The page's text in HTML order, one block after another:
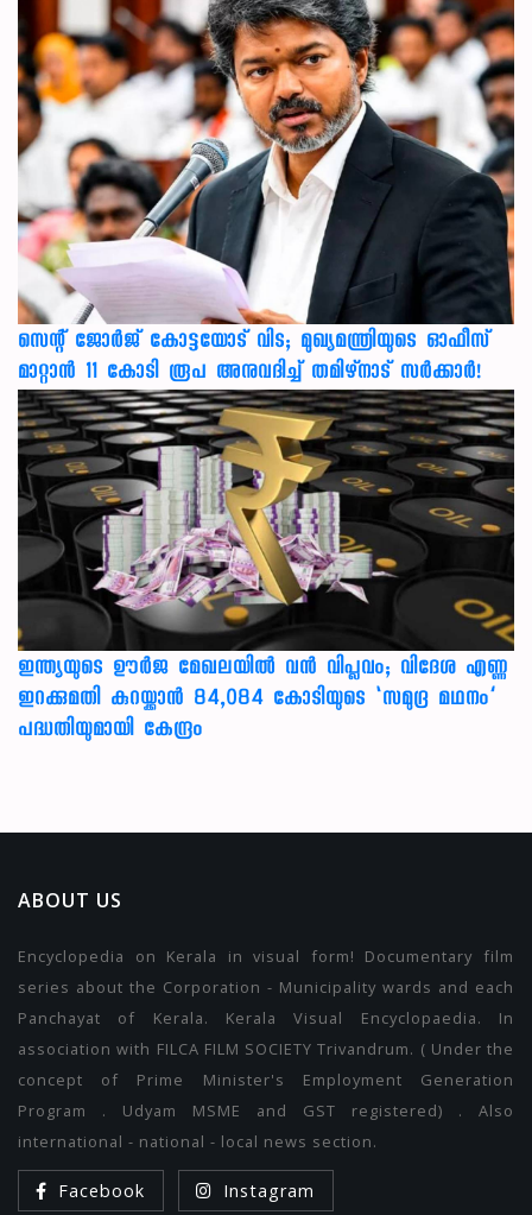
സെന്റ് ജോർജ് കോട്ടയോട് വിട; മുഖ്യമന്ത്രിയുടെ ഓഫീസ്
മാറ്റാൻ 11 കോടി രൂപ അനുവദിച്ച് തമിഴ്നാട് സർക്കാർ!
ഇന്ത്യയുടെ ഊർജ മേഖലയിൽ വൻ വിപ്ലവം; വിദേശ എണ്ണ
ഇറക്കുമതി കുറയ്ക്കാൻ 84,084 കോടിയുടെ ‘സമുദ്ര മഥനം’
പദ്ധതിയുമായി കേന്ദ്രം
ABOUT US
Encyclopedia on Kerala in visual form! Documentary film
series about the Corporation - Municipality wards and each
Panchayat of Kerala. Kerala Visual Encyclopaedia. In
association with FILCA FILM SOCIETY Trivandrum. ( Under the
concept of Prime Minister's Employment Generation
Program . Udyam MSME and GST registered) . Also
international - national - local news section.
Facebook Instagram